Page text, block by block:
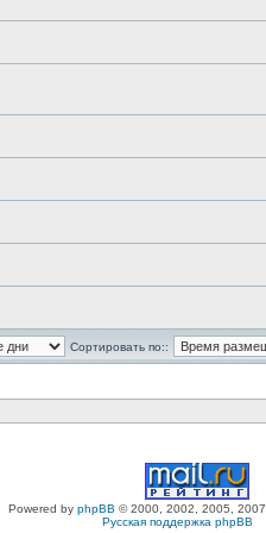
Сортировать по::
Powered by phpBB © 2000, 2002, 2005,
Русская поддержка phpBB